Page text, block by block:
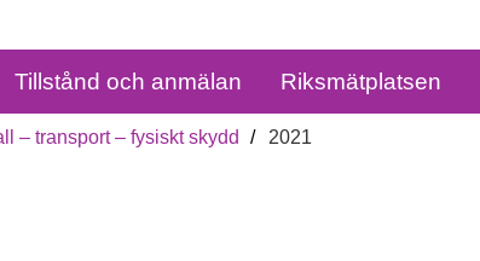
Tillstånd och anmälan Riksmätplatsen
– transport – fysiskt skydd 2021